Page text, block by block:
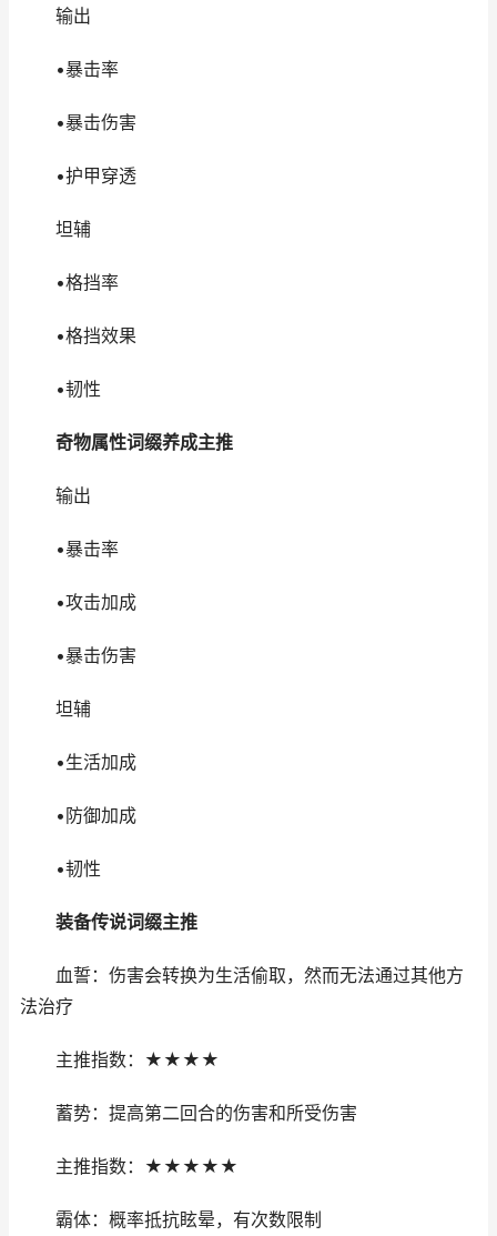
输出
•暴击率
•暴击伤害
•护甲穿透
坦辅
•格挡率
•格挡效果
•韧性
奇物属性词缀养成主推
输出
•暴击率
•攻击加成
•暴击伤害
坦辅
•生活加成
•防御加成
•韧性
装备传说词缀主推
血誓：伤害会转换为生活偷取，然而无法通过其他方
法治疗
主推指数：★★★★
蓄势：提高第二回合的伤害和所受伤害
主推指数：★★★★★
霸体：概率抵抗眩晕，有次数限制